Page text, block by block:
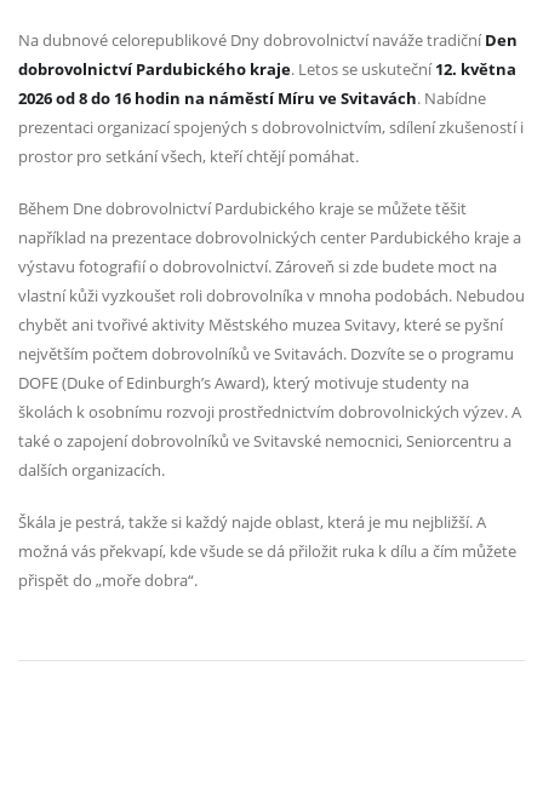
Na dubnové celorepublikové Dny dobrovolnictví naváže tradičníDen
dobrovolnictví Pardubického kraje. Letos se uskuteční12. května
2026 od 8 do 16 hodin na náměstí Míru ve Svitavách. Nabídne
prezentaci organizací spojených s dobrovolnictvím, sdílení zkušeností i
prostor pro setkání všech, kteří chtějí pomáhat.
Během Dne dobrovolnictví Pardubického kraje se můžete těšit
například na prezentace dobrovolnických center Pardubického kraje a
výstavu fotografií o dobrovolnictví. Zároveň si zde budete moct na
vlastní kůži vyzkoušet roli dobrovolníka v mnoha podobách. Nebudou
chybět ani tvořivé aktivity Městského muzea Svitavy, které se pyšní
největším počtem dobrovolníků ve Svitavách. Dozvíte se o programu
DOFE (Duke of Edinburgh’s Award), který motivuje studenty na
školách k osobnímu rozvoji prostřednictvím dobrovolnických výzev. A
také o zapojení dobrovolníků ve Svitavské nemocnici, Seniorcentru a
dalších organizacích.
Škála je pestrá, takže si každý najde oblast, která je mu nejbližší. A
možná vás překvapí, kde všude se dá přiložit ruka k dílu a čím můžete
přispět do „moře dobra“.